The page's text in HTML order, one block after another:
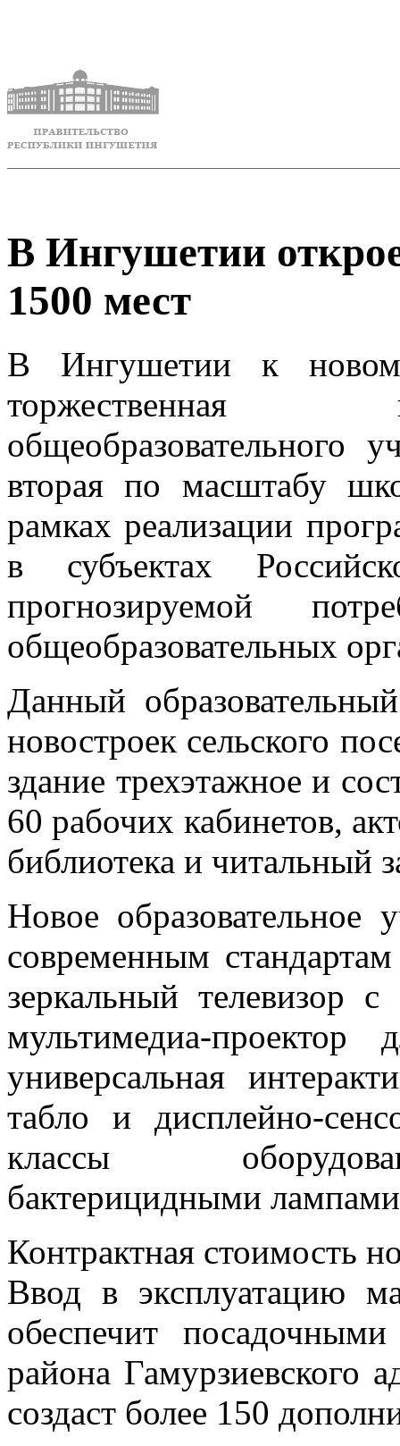
В Ингушетии
1500 мест
В Ингушетии к
торжественная
общеобразовательного
вторая по масштабу
рамках реализации
в субъектах
прогнозируемой
общеобразовательных
Данный
новостроек сельского
здание трехэтажное и
60 рабочих кабинетов,
библиотека и читальный
Новое образовательное
современным
зеркальный телевизор
мультимедиа-
универсальная
табло и дисплейно-
классы
бактерицидными лампами
Контрактная стоимость
Ввод в эксплуатацию
обеспечит
района Гамурзиевского
создаст более 150